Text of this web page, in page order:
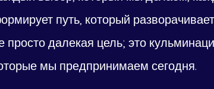
путь, который
просто далекая цель; это
мы предпринимаем сегодня.